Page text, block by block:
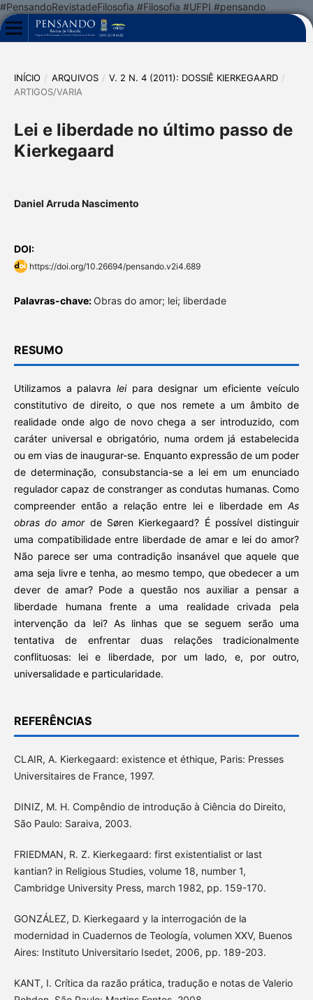
#PensandoRevistadeFilosofia #Filosofia #UFPI #pensando
INÍCIO / ARQUIVOS / V. 2 N. 4 (2011): DOSSIÊ KIERKEGAARD /
ARTIGOS/VARIA
Lei e liberdade no último passo de
Kierkegaard
Daniel Arruda Nascimento
DOI:
https://doi.org/10.26694/pensando.v2i4.689
Palavras-chave: Obras do amor; lei; liberdade
RESUMO
Utilizamos a palavra leipara designar um eficiente veículo
constitutivo de direito, o que nos remete a um âmbito de
realidade onde algo de novo chega a ser introduzido, com
caráter universal e obrigatório, numa ordem já estabelecida
ou em vias de inaugurar-se. Enquanto expressão de um poder
de determinação, consubstancia-se a lei em um enunciado
regulador capaz de constranger as condutas humanas. Como
compreender então a relação entre lei e liberdade emAs
obras do amorde Søren Kierkegaard? É possível distinguir
uma compatibilidade entre liberdade de amar e lei do amor?
Não parece ser uma contradição insanável que aquele que
ama seja livre e tenha, ao mesmo tempo, que obedecer a um
dever de amar? Pode a questão nos auxiliar a pensar a
liberdade humana frente a uma realidade crivada pela
intervenção da lei? As linhas que se seguem serão uma
tentativa de enfrentar duas relações tradicionalmente
conflituosas: lei e liberdade, por um lado, e, por outro,
universalidade e particularidade.
REFERÊNCIAS
CLAIR, A. Kierkegaard: existence et éthique, Paris: Presses
Universitaires de France, 1997.
DINIZ, M. H. Compêndio de introdução à Ciência do Direito,
São Paulo: Saraiva, 2003.
FRIEDMAN, R. Z. Kierkegaard: first existentialist or last
kantian? in Religious Studies, volume 18, number 1,
Cambridge University Press, march 1982, pp. 159-170.
GONZÁLEZ, D. Kierkegaard y la interrogación de la
modernidad in Cuadernos de Teología, volumen XXV, Buenos
Aires: Instituto Universitario Isedet, 2006, pp. 189-203.
KANT, I. Crítica da razão prática, tradução e notas de Valerio